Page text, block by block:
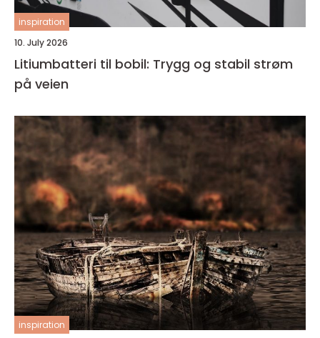
inspiration
10. July 2026
Litiumbatteri til bobil: Trygg og stabil strøm
på veien
inspiration